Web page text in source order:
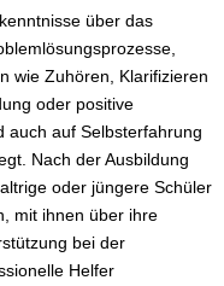
über das
wie Zuhören, Klarifizieren
oder positive
auch auf Selbsterfahrung
Nach der Ausbildung
oder jüngere Schüler
mit ihnen über ihre
bei der
Helfer